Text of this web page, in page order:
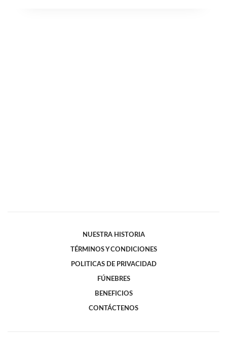
NUESTRA HISTORIA
TÉRMINOS Y CONDICIONES
POLITICAS DE PRIVACIDAD
FÚNEBRES
BENEFICIOS
CONTÁCTENOS